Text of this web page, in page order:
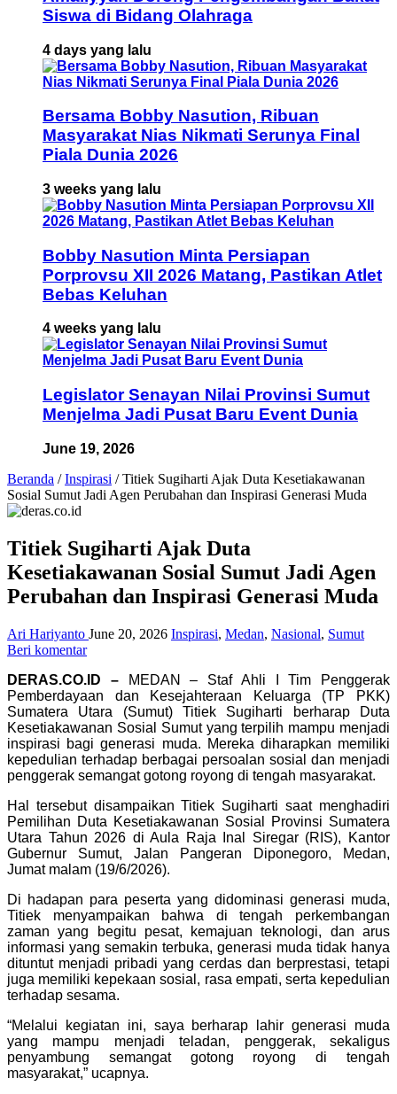
Siswa di Bidang Olahraga
4 days yang lalu
Bersama Bobby Nasution, Ribuan
Masyarakat Nias Nikmati Serunya Final
Piala Dunia 2026
3 weeks yang lalu
Bobby Nasution Minta Persiapan
Porprovsu XII 2026 Matang, Pastikan Atlet
Bebas Keluhan
4 weeks yang lalu
Legislator Senayan Nilai Provinsi Sumut
Menjelma Jadi Pusat Baru Event Dunia
June 19, 2026
Beranda / Inspirasi / Titiek Sugiharti Ajak Duta Kesetiakawanan
Sosial Sumut Jadi Agen Perubahan dan Inspirasi Generasi Muda
Titiek Sugiharti Ajak Duta
Kesetiakawanan Sosial Sumut Jadi Agen
Perubahan dan Inspirasi Generasi Muda
Ari Hariyanto June 20, 2026 Inspirasi, Medan, Nasional, Sumut
Beri komentar
DERAS.CO.ID –MEDAN – Staf Ahli I Tim Penggerak
Pemberdayaan dan Kesejahteraan Keluarga (TP PKK)
Sumatera Utara (Sumut) Titiek Sugiharti berharap Duta
Kesetiakawanan Sosial Sumut yang terpilih mampu menjadi
inspirasi bagi generasi muda. Mereka diharapkan memiliki
kepedulian terhadap berbagai persoalan sosial dan menjadi
penggerak semangat gotong royong di tengah masyarakat.
Hal tersebut disampaikan Titiek Sugiharti saat menghadiri
Pemilihan Duta Kesetiakawanan Sosial Provinsi Sumatera
Utara Tahun 2026 di Aula Raja Inal Siregar (RIS), Kantor
Gubernur Sumut, Jalan Pangeran Diponegoro, Medan,
Jumat malam (19/6/2026).
Di hadapan para peserta yang didominasi generasi muda,
Titiek menyampaikan bahwa di tengah perkembangan
zaman yang begitu pesat, kemajuan teknologi, dan arus
informasi yang semakin terbuka, generasi muda tidak hanya
dituntut menjadi pribadi yang cerdas dan berprestasi, tetapi
juga memiliki kepekaan sosial, rasa empati, serta kepedulian
terhadap sesama.
“Melalui kegiatan ini, saya berharap lahir generasi muda
yang mampu menjadi teladan, penggerak, sekaligus
penyambung semangat gotong royong di tengah
masyarakat,” ucapnya.